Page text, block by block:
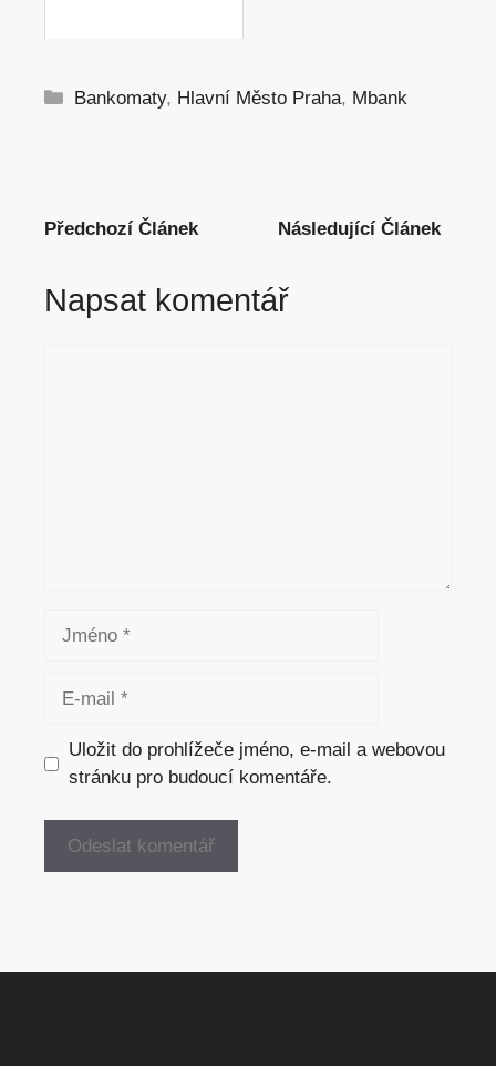
Rubriky
Bankomaty, Hlavní Město Praha, Mbank
Předchozí Článek Následující Článek
Napsat komentář
Jméno
Uložit do prohlížeče jméno, e-mail a webovou
stránku pro budoucí komentáře.